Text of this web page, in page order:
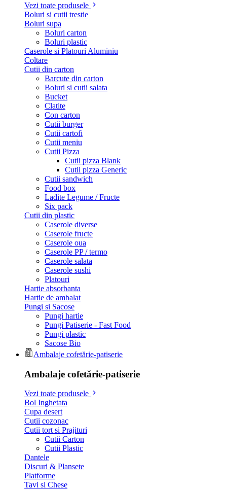
Vezi toate produsele
Boluri si cutii trestie
Boluri supa
Boluri carton
Boluri plastic
Caserole si Platouri Aluminiu
Coltare
Cutii din carton
Barcute din carton
Boluri si cutii salata
Bucket
Clatite
Con carton
Cutii burger
Cutii cartofi
Cutii meniu
Cutii Pizza
Cutii pizza Blank
Cutii pizza Generic
Cutii sandwich
Food box
Ladite Legume / Fructe
Six pack
Cutii din plastic
Caserole diverse
Caserole fructe
Caserole oua
Caserole PP / termo
Caserole salata
Caserole sushi
Platouri
Hartie absorbanta
Hartie de ambalat
Pungi si Sacose
Pungi hartie
Pungi Patiserie - Fast Food
Pungi plastic
Sacose Bio
Ambalaje cofetărie-patiserie
Ambalaje cofetărie-patiserie
Vezi toate produsele
Bol Inghetata
Cupa desert
Cutii cozonac
Cutii tort si Prajituri
Cutii Carton
Cutii Plastic
Dantele
Discuri & Plansete
Platforme
Tavi si Chese